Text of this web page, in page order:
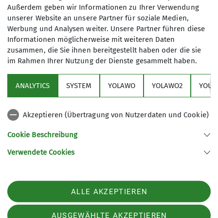
WorkshopsundExpertenvorträge,
haben wir imProgramm. Es wird auch
einen regelmäßigerBike-
Treff organisiert.
Was uns wichtig ist
Bei all unseren Veranstaltungen geht
es uns darum gemeinsam mit einer
Bike die Natur zu erleben. Aus diesem
denRespekt vor der Natur
uns bewegen.
nehmen wir bei unseren
individuellen Bedürfnissein der
Aktuelles
Service
Sektion Dortmund des Deutschen Alpenvereins e.V.
Telefon +4923116866
Außerdem geben wir Informationen zu Ihrer Verwendung
unserer Website an unsere Partner für soziale Medien,
Werbung und Analysen weiter. Unsere Partner führen diese
Informationen möglicherweise mit weiteren Daten
zusammen, die Sie ihnen bereitgestellt haben oder die sie
im Rahmen Ihrer Nutzung der Dienste gesammelt haben.
ANALYTICS SYSTEM YOLAWO YOLAWO2
Akzeptieren (Übertragung von Nutzerdaten und Cookie)
Cookie Beschreibung
Verwendete Cookies
ALLE AKZEPTIEREN
AUSGEWÄHLTE AKZEPTIEREN